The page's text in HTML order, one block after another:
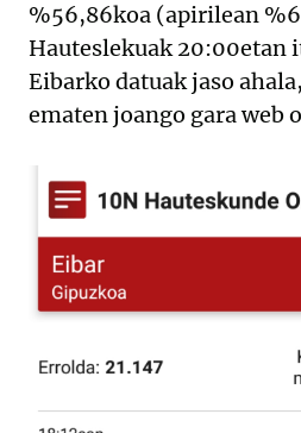
%56,86koa (apirilean
Hauteslekuak 20:00etan
Eibarko datuak jaso
ematen joango gara web